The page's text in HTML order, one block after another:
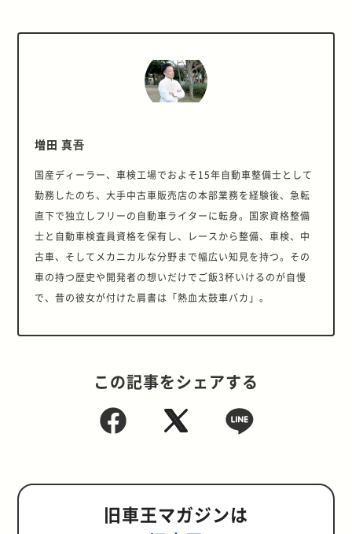
増田 真吾
国産ディーラー、車検工場でおよそ15年自動車整備士として
勤務したのち、大手中古車販売店の本部業務を経験後、急転
直下で独立しフリーの自動車ライターに転身。国家資格整備
士と自動車検査員資格を保有し、レースから整備、車検、中
古車、そしてメカニカルな分野まで幅広い知見を持つ。その
車の持つ歴史や開発者の想いだけでご飯3杯いけるのが自慢
で、昔の彼女が付けた肩書は「熱血太鼓車バカ」。
この記事をシェアする
旧車王マガジンは